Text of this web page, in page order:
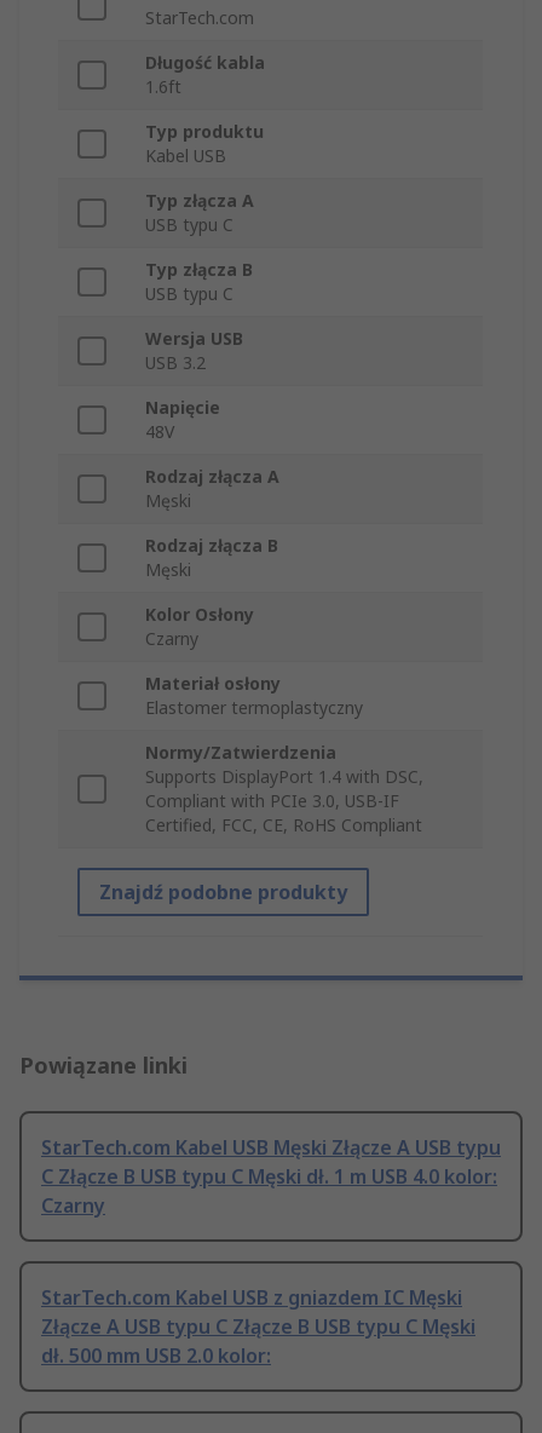
StarTech.com
Długość kabla
1.6ft
Typ produktu
Kabel USB
Typ złącza A
USB typu C
Typ złącza B
USB typu C
Wersja USB
USB 3.2
Napięcie
48V
Rodzaj złącza A
Męski
Rodzaj złącza B
Męski
Kolor Osłony
Czarny
Materiał osłony
Elastomer termoplastyczny
Normy/Zatwierdzenia
Supports DisplayPort 1.4 with DSC,
Compliant with PCIe 3.0, USB-IF
Certified, FCC, CE, RoHS Compliant
Znajdź podobne produkty
Powiązane linki
StarTech.com Kabel USB Męski Złącze A USB typu
C Złącze B USB typu C Męski dł. 1 m USB 4.0 kolor:
Czarny
StarTech.com Kabel USB z gniazdem IC Męski
Złącze A USB typu C Złącze B USB typu C Męski
dł. 500 mm USB 2.0 kolor: